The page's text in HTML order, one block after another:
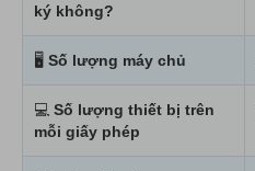
ký không?
🖥 Số lượng máy chủ
💻 Số lượng thiết bị trên
mỗi giấy phép